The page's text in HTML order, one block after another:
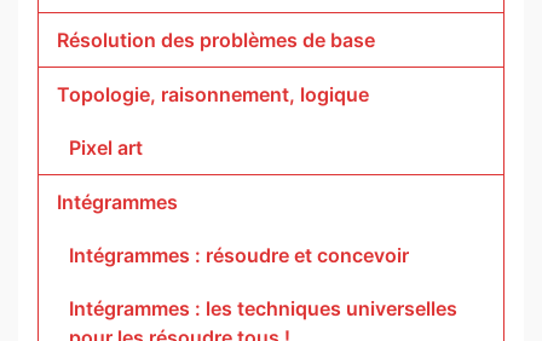
Résolution des problèmes de base
Topologie, raisonnement, logique
Pixel art
Intégrammes
Intégrammes : résoudre et concevoir
Intégrammes : les techniques universelles